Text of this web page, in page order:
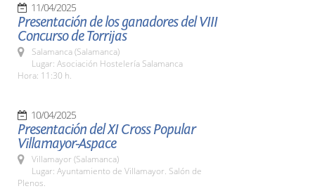
11/04/2025
Presentación de los ganadores del VIII
Concurso de Torrijas
Salamanca (Salamanca)
Lugar: Asociación Hostelería Salamanca
Hora: 11:30 h.
10/04/2025
Presentación del XI Cross Popular
Villamayor-Aspace
Villamayor (Salamanca)
Lugar: Ayuntamiento de Villamayor. Salón de
Plenos.